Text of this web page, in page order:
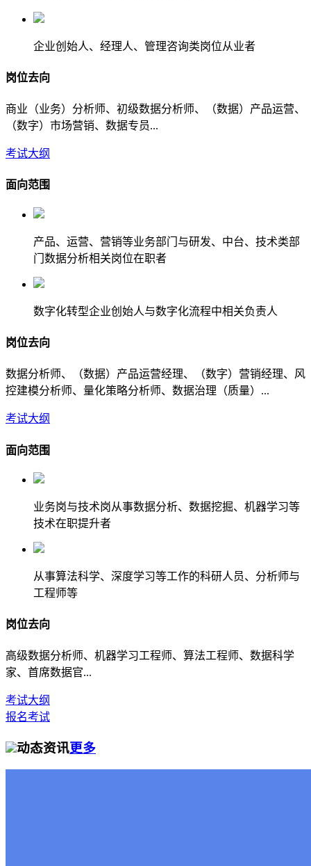
企业创始人、经理人、管理咨询类岗位从业者
岗位去向
商业（业务）分析师、初级数据分析师、（数据）产品运营、
（数字）市场营销、数据专员...
考试大纲
面向范围
产品、运营、营销等业务部门与研发、中台、技术类部
门数据分析相关岗位在职者
数字化转型企业创始人与数字化流程中相关负责人
岗位去向
数据分析师、（数据）产品运营经理、（数字）营销经理、风
控建模分析师、量化策略分析师、数据治理（质量）...
考试大纲
面向范围
业务岗与技术岗从事数据分析、数据挖掘、机器学习等
技术在职提升者
从事算法科学、深度学习等工作的科研人员、分析师与
工程师等
岗位去向
高级数据分析师、机器学习工程师、算法工程师、数据科学
家、首席数据官...
考试大纲
报名考试
动态资讯更多